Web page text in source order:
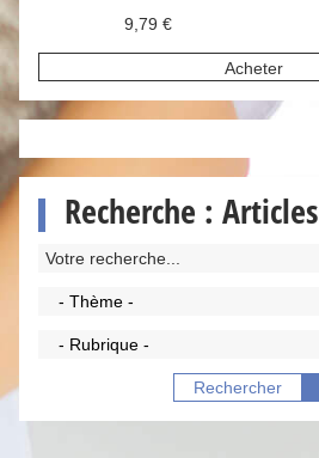
9,79 €
Acheter
Recherche : Articles
- Thème -
- Rubrique -
Rechercher